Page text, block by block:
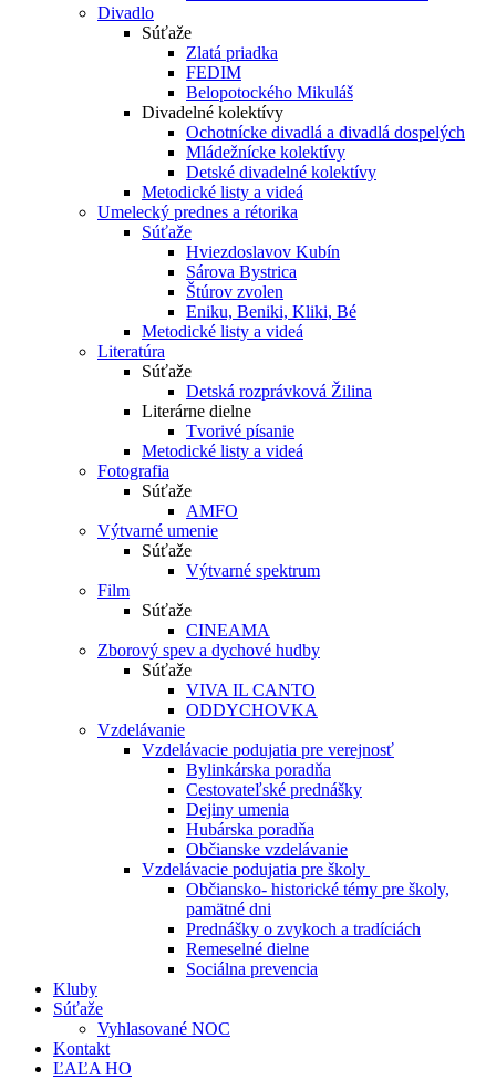
Divadlo
Súťaže
Zlatá priadka
FEDIM
Belopotockého Mikuláš
Divadelné kolektívy
Ochotnícke divadlá a divadlá dospelých
Mládežnícke kolektívy
Detské divadelné kolektívy
Metodické listy a videá
Umelecký prednes a rétorika
Súťaže
Hviezdoslavov Kubín
Sárova Bystrica
Štúrov zvolen
Eniku, Beniki, Kliki, Bé
Metodické listy a videá
Literatúra
Súťaže
Detská rozprávková Žilina
Literárne dielne
Tvorivé písanie
Metodické listy a videá
Fotografia
Súťaže
AMFO
Výtvarné umenie
Súťaže
Výtvarné spektrum
Film
Súťaže
CINEAMA
Zborový spev a dychové hudby
Súťaže
VIVA IL CANTO
ODDYCHOVKA
Vzdelávanie
Vzdelávacie podujatia pre verejnosť
Bylinkárska poradňa
Cestovateľské prednášky
Dejiny umenia
Hubárska poradňa
Občianske vzdelávanie
Vzdelávacie podujatia pre školy
Občiansko- historické témy pre školy,
pamätné dni
Prednášky o zvykoch a tradíciách
Remeselné dielne
Sociálna prevencia
Kluby
Súťaže
Vyhlasované NOC
Kontakt
ĽAĽA HO